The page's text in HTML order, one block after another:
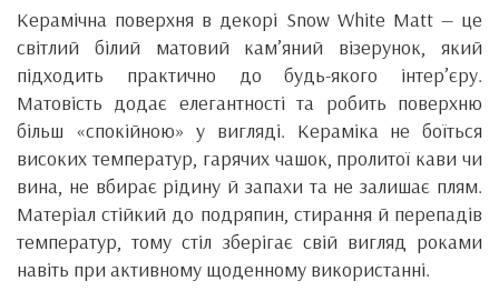
Керамічна поверхня в декорі Snow White Matt — це
світлий білий матовий кам’яний візерунок, який
підходить практично до будь-якого інтер’єру.
Матовість додає елегантності та робить поверхню
більш «спокійною» у вигляді. Кераміка не боїться
високих температур, гарячих чашок, пролитої кави чи
вина, не вбирає рідину й запахи та не залишає плям.
Матеріал стійкий до подряпин, стирання й перепадів
температур, тому стіл зберігає свій вигляд роками
навіть при активному щоденному використанні.